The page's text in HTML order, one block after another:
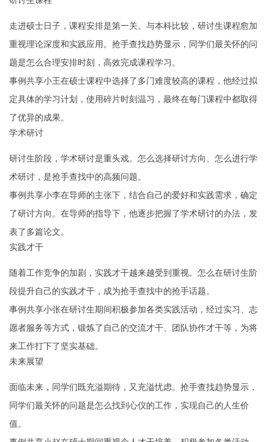
走进硕士日子，课程安排是第一关。与本科比较，研讨生课程愈加
重视理论深度和实践应用。抢手查找趋势显示，同学们最关怀的问
题是怎么合理安排时刻，高效完成课程学习。
事例共享小王在硕士课程中选择了多门难度较高的课程，他经过拟
定具体的学习计划，使用碎片时刻温习，最终在每门课程中都取得
了优异的成果。
学术研讨
研讨生阶段，学术研讨是重头戏。怎么选择研讨方向、怎么进行学
术研讨，是抢手查找中的高频问题。
事例共享小李在导师的主张下，结合自己的爱好和实践需求，确定
了研讨方向。在导师的指导下，他逐步把握了学术研讨的办法，发
表了多篇论文。
实践才干
随着工作竞争的加剧，实践才干越来越受到重视。怎么在研讨生阶
段提升自己的实践才干，成为抢手查找中的抢手话题。
事例共享小张在研讨生期间积极参加各类实践活动，经过实习、志
愿者服务等方式，锻炼了自己的交流才干、团队协作才干等，为将
来工作打下了坚实基础。
未来展望
面临未来，同学们既充溢期待，又充溢忧虑。抢手查找趋势显示，
同学们最关怀的问题是怎么找到心仪的工作，实现自己的人生价
值。